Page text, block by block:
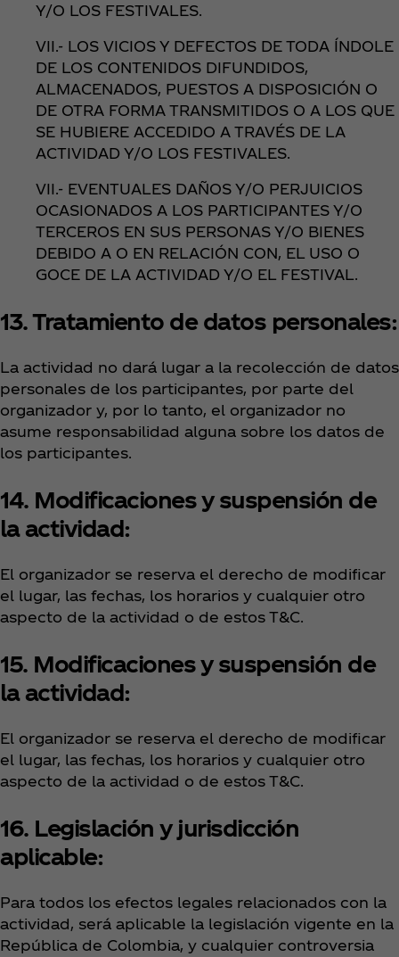
Y/O LOS FESTIVALES.
VII.- LOS VICIOS Y DEFECTOS DE TODA ÍNDOLE
DE LOS CONTENIDOS DIFUNDIDOS,
ALMACENADOS, PUESTOS A DISPOSICIÓN O
DE OTRA FORMA TRANSMITIDOS O A LOS QUE
SE HUBIERE ACCEDIDO A TRAVÉS DE LA
ACTIVIDAD Y/O LOS FESTIVALES.
VII.- EVENTUALES DAÑOS Y/O PERJUICIOS
OCASIONADOS A LOS PARTICIPANTES Y/O
TERCEROS EN SUS PERSONAS Y/O BIENES
DEBIDO A O EN RELACIÓN CON, EL USO O
GOCE DE LA ACTIVIDAD Y/O EL FESTIVAL.
13. Tratamiento de datos personales:
La actividad no dará lugar a la recolección de datos
personales de los participantes, por parte del
organizador y, por lo tanto, el organizador no
asume responsabilidad alguna sobre los datos de
los participantes.
14. Modificaciones y suspensión de
la actividad:
El organizador se reserva el derecho de modificar
el lugar, las fechas, los horarios y cualquier otro
aspecto de la actividad o de estos T&C.
15. Modificaciones y suspensión de
la actividad:
El organizador se reserva el derecho de modificar
el lugar, las fechas, los horarios y cualquier otro
aspecto de la actividad o de estos T&C.
16. Legislación y jurisdicción
aplicable:
Para todos los efectos legales relacionados con la
actividad, será aplicable la legislación vigente en la
República de Colombia, y cualquier controversia